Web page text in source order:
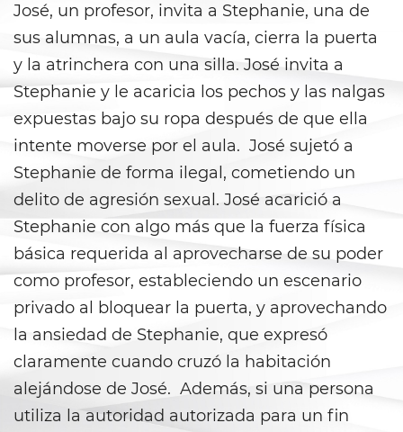
Possession Of Marijuana
Possession of Marijuana for Sale
Possession of Methamphetamine
Transportation for Sale of a
Controlled Substance
DUI
2nd Offense DUI
3rd Offense DUI
4th Offense DUI
Dry Reckless
José, un profesor, invita a Stephanie, una de
sus alumnas, a un aula vacía, cierra la puerta
y la atrinchera con una silla. José invita a
Stephanie y le acaricia los pechos y las nalgas
expuestas bajo su ropa después de que ella
intente moverse por el aula. José sujetó a
Stephanie de forma ilegal, cometiendo un
delito de agresión sexual. José acarició a
Stephanie con algo más que la fuerza física
básica requerida al aprovecharse de su poder
como profesor, estableciendo un escenario
privado al bloquear la puerta, y aprovechando
la ansiedad de Stephanie, que expresó
claramente cuando cruzó la habitación
alejándose de José. Además, si una persona
utiliza la autoridad autorizada para un fin